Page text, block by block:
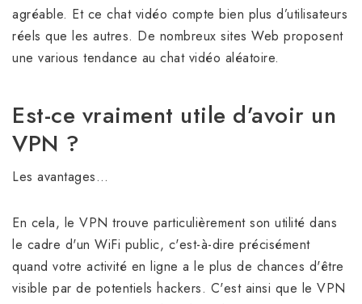
agréable. Et ce chat vidéo compte bien plus d’utilisateurs
réels que les autres. De nombreux sites Web proposent
une various tendance au chat vidéo aléatoire.
Est-ce vraiment utile d’avoir un
VPN ?
Les avantages…
En cela, le VPN trouve particulièrement son utilité dans
le cadre d'un WiFi public, c'est-à-dire précisément
quand votre activité en ligne a le plus de chances d'être
visible par de potentiels hackers. C'est ainsi que le VPN